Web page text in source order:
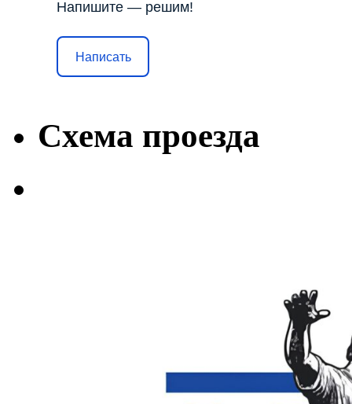
Напишите — решим!
Написать
Схема проезда